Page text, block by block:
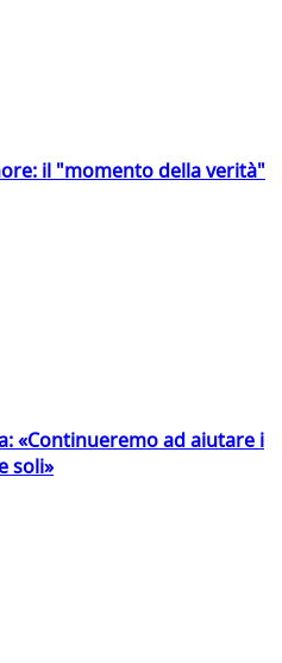
il "momento della verità"
«Continueremo ad aiutare i
soli»